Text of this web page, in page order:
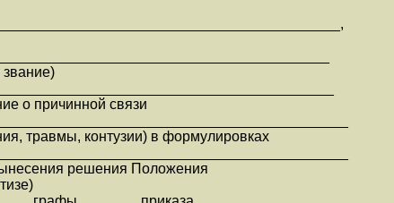
о причинной связи
травмы, контузии) в формулировках
решения Положения